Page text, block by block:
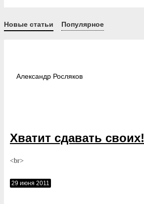
Новые статьи Популярное
Александр Росляков
Хватит сдавать своих!
<br>
29 июня 2011